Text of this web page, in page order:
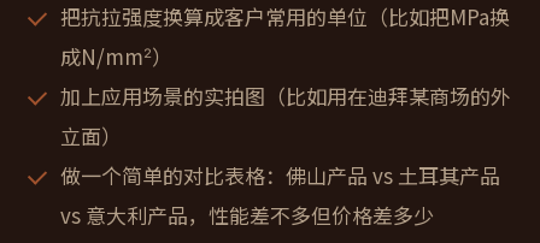
把抗拉强度换算成客户常用的单位（比如把MPa换
成N/mm²）
加上应用场景的实拍图（比如用在迪拜某商场的外
立面）
做一个简单的对比表格：佛山产品 vs 土耳其产品
vs 意大利产品，性能差不多但价格差多少